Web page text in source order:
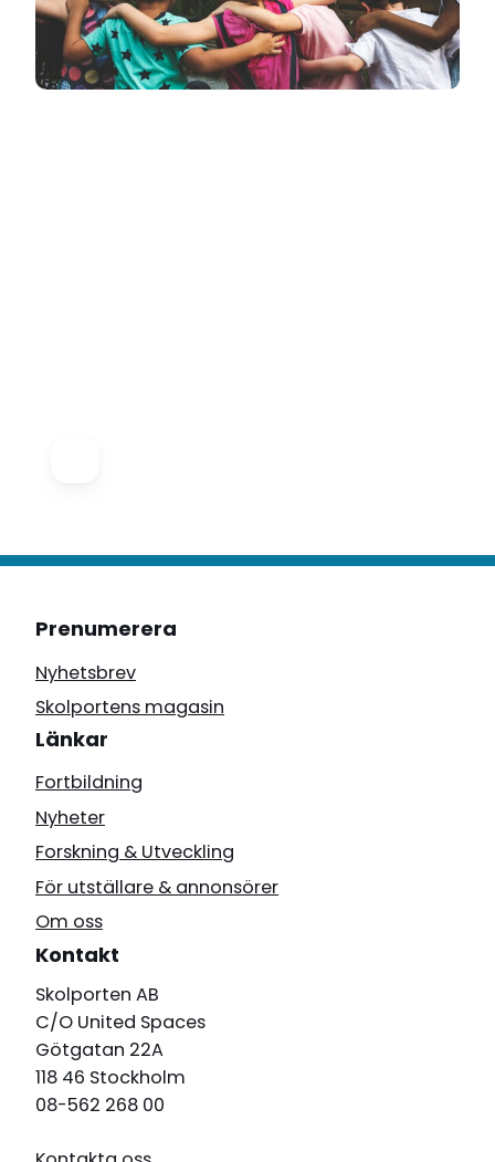
Prenumerera
Nyhetsbrev
Skolportens magasin
Länkar
Fortbildning
Nyheter
Forskning & Utveckling
För utställare & annonsörer
Om oss
Kontakt
Skolporten AB
C/O United Spaces
Götgatan 22A
118 46 Stockholm
08-562 268 00